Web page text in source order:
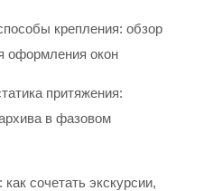
крепления: обзор
оформления окон
притяжения:
в фазовом
сочетать экскурсии,